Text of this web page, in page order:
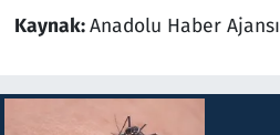
Kaynak:Anadolu Haber Ajansı